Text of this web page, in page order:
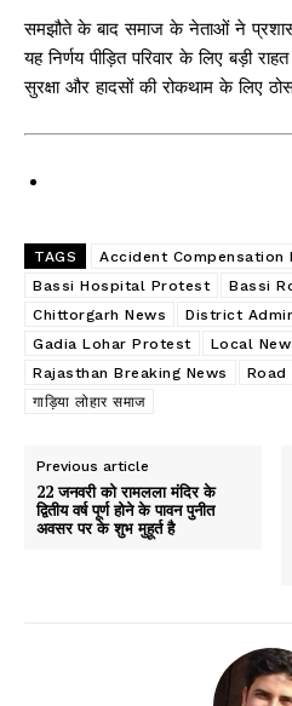
समझौते के बाद समाज के नेताओं ने
यह निर्णय पीड़ित परिवार के लिए बड़ी
सुरक्षा और हादसों की रोकथाम के लिए
TAGS
Accident Compensation
Bassi Hospital Protest
Bassi
Chittorgarh News
District
Gadia Lohar Protest
Local
Rajasthan Breaking News
Road
गाड़िया लोहार समाज
Previous article
22 जनवरी को रामलला मंदिर के
द्वितीय वर्ष पूर्ण होने के पावन पुनीत
अवसर पर के शुभ मुहूर्त है